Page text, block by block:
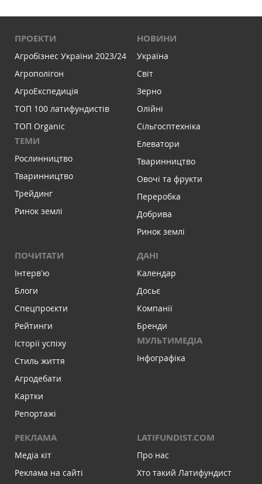
ПРОЕКТИ
Агробізнес України 2023/24
Агрополігон
АгроЕкспедиція
ТОП 100 латифундистів
ТОП Organic
ТЕМИ
Рослинництво
Тваринництво
Трейдинг
Ринок землі
НОВИНИ
Україна
Світ
Зерно
Олійні
Сільгосптехніка
Елеватори
Тваринництво
Овочі та фрукти
Переробка
Добрива
Ринок землі
ПОЧИТАТИ
Інтервʼю
Блоги
Спецпроєкти
Рейтинги
Історії успіху
Стиль життя
Агродебати
Картки
Репортажі
ДАНІ
Календар
Досьє
Компанії
Бренди
МУЛЬТИМЕДІА
Інфографіка
РЕКЛАМА
Медіа кіт
Реклама на сайті
LATIFUNDIST.COM
Про нас
Хто такий Латифундист